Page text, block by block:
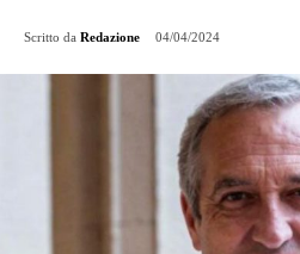
Scritto da Redazione 04/04/2024